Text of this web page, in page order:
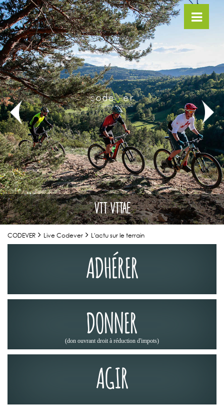
VTT VTTAE
CODEVER Live Codever L'actu sur le terrain
ADHÉRER
DONNER
(don ouvrant droit à réduction d'impots)
AGIR